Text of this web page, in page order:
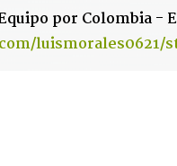
por Colombia -
luismorales0621/